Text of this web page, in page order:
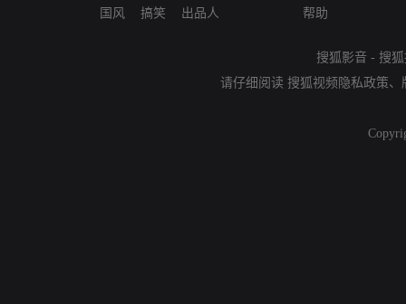
国风
搞笑
出品人
帮助
搜狐影音 - 搜
请仔细阅读 搜狐视频隐私政策、